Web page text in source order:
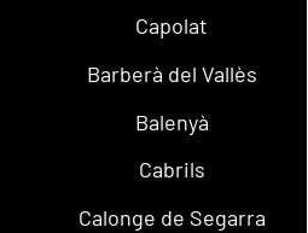
Capolat
Barberà del Vallès
Balenyà
Cabrils
Calonge de Segarra